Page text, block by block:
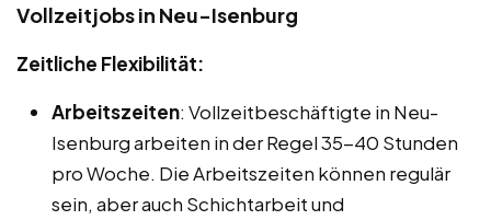
Vollzeitjobs in Neu-Isenburg
Zeitliche Flexibilität:
Arbeitszeiten: Vollzeitbeschäftigte in Neu-
Isenburg arbeiten in der Regel 35-40 Stunden
pro Woche. Die Arbeitszeiten können regulär
sein, aber auch Schichtarbeit und